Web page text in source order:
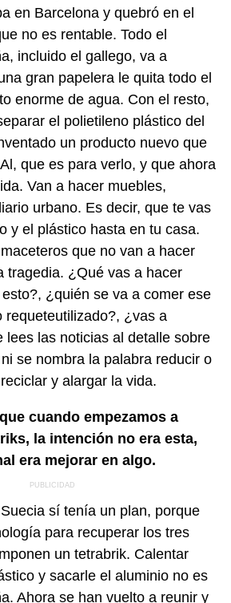
en Barcelona y quebró en el
no es rentable. Todo el
incluido el gallego, va a
gran papelera le quita todo el
enorme de agua. Con el resto,
el polietileno plástico del
un producto nuevo que
que es para verlo, y que ahora
Van a hacer muebles,
urbano. Es decir, que te vas
y el plástico hasta en tu casa.
que no van a hacer
tragedia. ¿Qué vas a hacer
¿quién se va a comer ese
requeteutilizado?, ¿vas a
lees las noticias al detalle sobre
se nombra la palabra reducir o
y alargar la vida.
cuando empezamos a
la intención no era esta,
era mejorar en algo.
sí tenía un plan, porque
para recuperar los tres
un tetrabrik. Calentar
y sacarle el aluminio no es
Ahora se han vuelto a reunir y